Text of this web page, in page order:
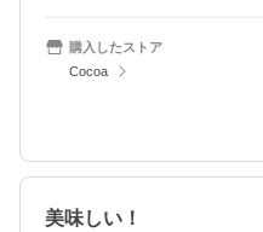
購入したストア
Cocoa
美味しい！